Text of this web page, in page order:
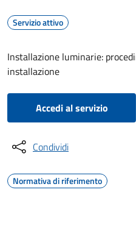
Servizio attivo
Installazione luminarie:
installazione
Accedi al servizio
Condividi
Normativa di riferimento